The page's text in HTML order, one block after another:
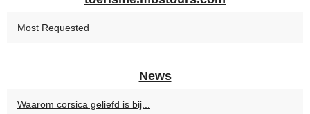
Most Requested
News
Waarom corsica geliefd is bij...